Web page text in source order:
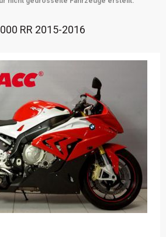
RR 2015-2016